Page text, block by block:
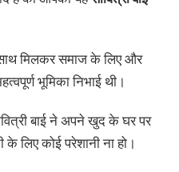
मिलकर समाज के लिए और
भूमिका निभाई थी।
बाई ने अपने खुद के घर पर
लिए कोई परेशानी ना हो।